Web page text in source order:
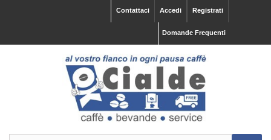
Registrati
Accedi
Contattaci
Domande Frequenti